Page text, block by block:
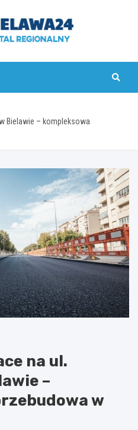
Bielawie – kompleksowa
na ul.
–
w